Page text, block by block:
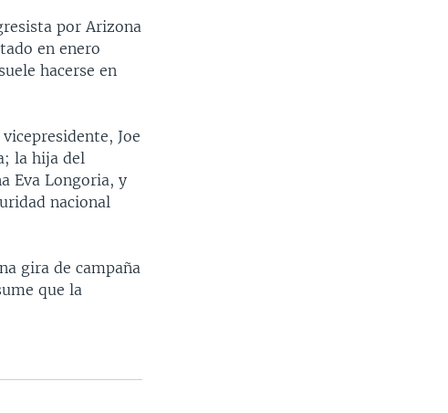
por Arizona
en enero
hacerse en
Joe
la hija del
Eva Longoria, y
nacional
gira de campaña
que la